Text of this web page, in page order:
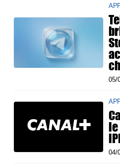
05/
04/